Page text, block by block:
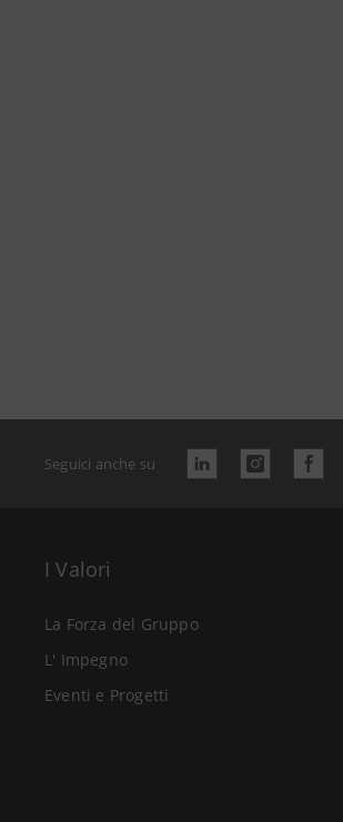
Seguici anche su
I Valori
La Forza del Gruppo
L' Impegno
Eventi e Progetti